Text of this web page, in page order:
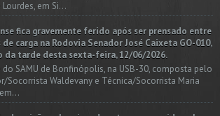
Lourdes, em Si...
fica gravemente ferido após ser prensado entre
carga na Rodovia Senador José Caixeta GO-010,
da tarde desta sexta-feira, 12/06/2026.
do SAMU de Bonfinópolis, na USB-30, composta pelo
Socorrista Waldevany e Técnica/Socorrista Maria